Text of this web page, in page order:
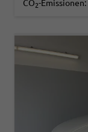
CO2-Emissionen: